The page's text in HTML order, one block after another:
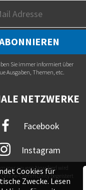
Sie immer informiert über
Ausgaben, Themen, etc.
NETZWERKE
Facebook
Instagram
neuem Newsfeed wird
Online-Community begeistert
Cookies für
Zwecke. Lesen